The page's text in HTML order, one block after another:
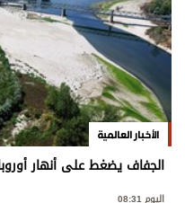
الأخبار العالمية
الجفاف يضغط على أنهار
اليوم 08:31